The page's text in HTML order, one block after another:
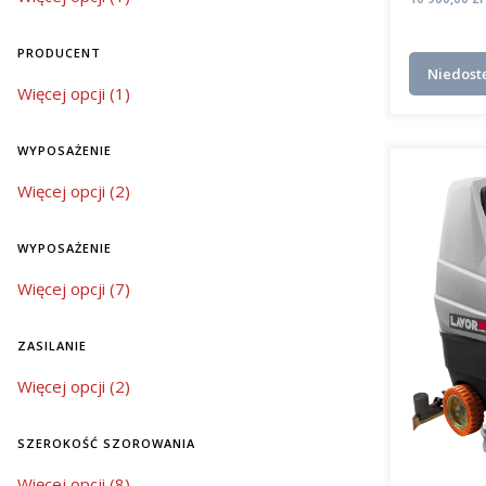
PRODUCENT
Producent
Więcej opcji (1)
WYPOSAŻENIE
wyposażenie
Więcej opcji (2)
WYPOSAŻENIE
wyposażenie
Więcej opcji (7)
ZASILANIE
zasilanie
Więcej opcji (2)
SZEROKOŚĆ SZOROWANIA